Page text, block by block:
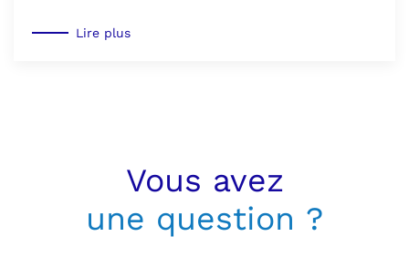
Lire plus
Vous avez
une question ?